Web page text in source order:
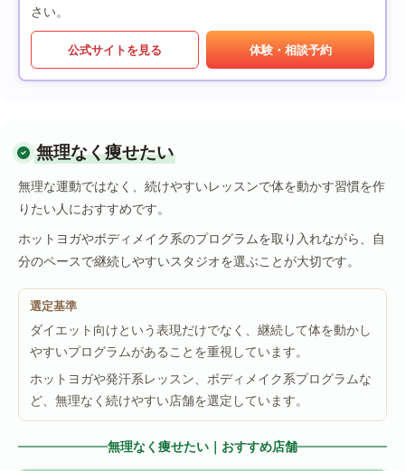
さい。
公式サイトを見る 体験・相談予約
無理なく痩せたい
無理な運動ではなく、続けやすいレッスンで体を動かす習慣を作
りたい人におすすめです。
ホットヨガやボディメイク系のプログラムを取り入れながら、自
分のペースで継続しやすいスタジオを選ぶことが大切です。
選定基準
ダイエット向けという表現だけでなく、継続して体を動かし
やすいプログラムがあることを重視しています。
ホットヨガや発汗系レッスン、ボディメイク系プログラムな
ど、無理なく続けやすい店舗を選定しています。
無理なく痩せたい｜おすすめ店舗